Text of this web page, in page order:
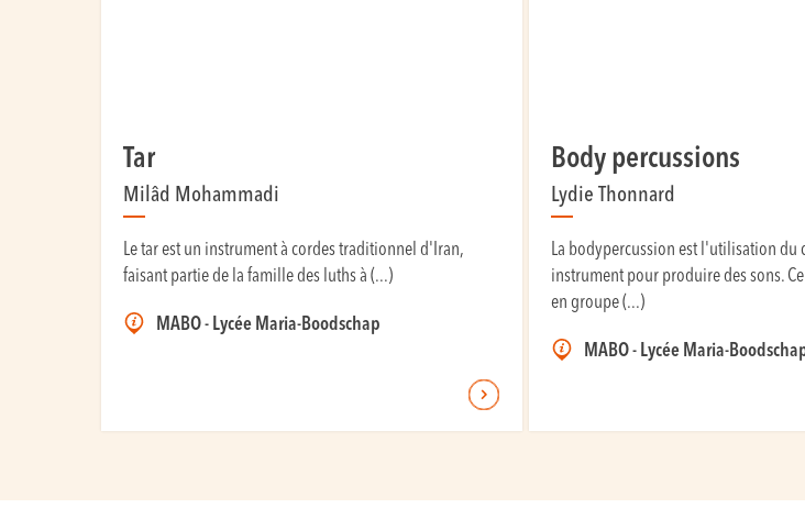
Tar
Milâd Mohammadi
Le tar est un instrument à cordes traditionnel d'Iran,
faisant partie de la famille des luths à (...)
MABO - Lycée Maria-Boodschap
Body percussions
Lydie Thonnard
La bodypercussion est l'utilisation du
instrument pour produire des sons.
en groupe (...)
MABO - Lycée Maria-